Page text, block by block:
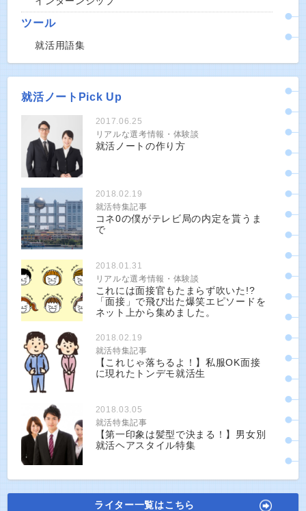
ツール
就活用語集
就活ノートPick Up
2017.06.25
リアルな選考情報・体験談
就活ノートの作り方
2018.02.19
就活特集記事
コネ0の僕がテレビ局の内定を貰うま
で
2018.01.31
リアルな選考情報・体験談
これには面接官もたまらず吹いた!?
「面接」で飛び出た爆笑エピソードを
ネット上から集めました。
2018.02.19
就活特集記事
【これじゃ落ちるよ！】私服OK面接
に現れたトンデモ就活生
2018.03.05
就活特集記事
【第一印象は髪型で決まる！】男女別
就活ヘアスタイル特集
ライター一覧はこちら